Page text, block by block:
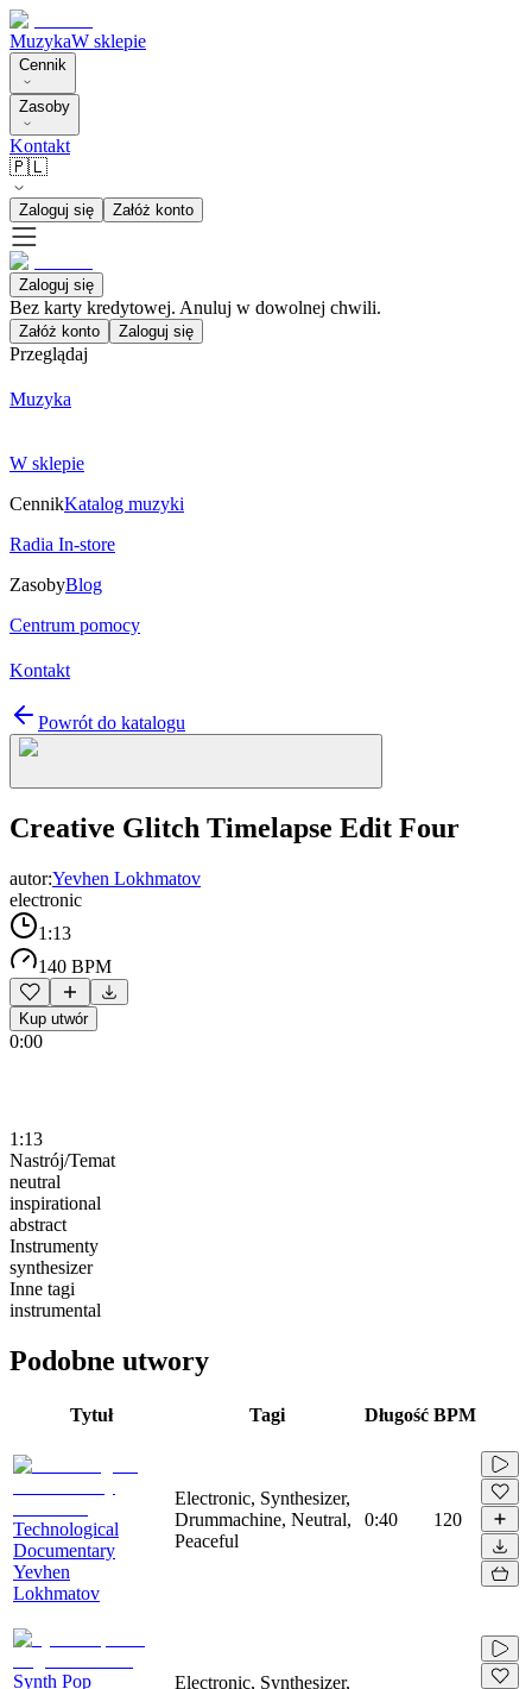
MuzykaW sklepie
Cennik
Zasoby
Kontakt
🇵🇱
Zaloguj się Załóż konto
Zaloguj się
Bez karty kredytowej. Anuluj w dowolnej chwili.
Załóż konto Zaloguj się
Przeglądaj
Muzyka
W sklepie
CennikKatalog muzyki
Radia In-store
ZasobyBlog
Centrum pomocy
Kontakt
Powrót do katalogu
Creative Glitch Timelapse Edit Four
autor:Yevhen Lokhmatov
electronic
1:13
140 BPM
Kup utwór
0:00
1:13
Nastrój/Temat
neutral
inspirational
abstract
Instrumenty
synthesizer
Inne tagi
instrumental
Podobne utwory
Tytuł Tagi Długość BPM
Technological
Documentary
Yevhen
Lokhmatov
Electronic, Synthesizer,
Drummachine, Neutral,
Peaceful
0:40 120
Synth Pop
Electronic, Synthesizer,